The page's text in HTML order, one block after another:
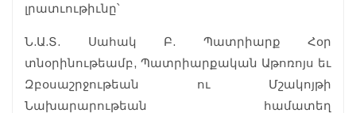
լրատւութիւնը՝
Ն.Ա.Տ. Սահակ Բ. Պատրիարք Հօր
տնօրինութեամբ, Պատրիարքական Աթոռոյս եւ
Զբօսաշրջութեան ու Մշակոյթի
Նախարարութեան համատեղ